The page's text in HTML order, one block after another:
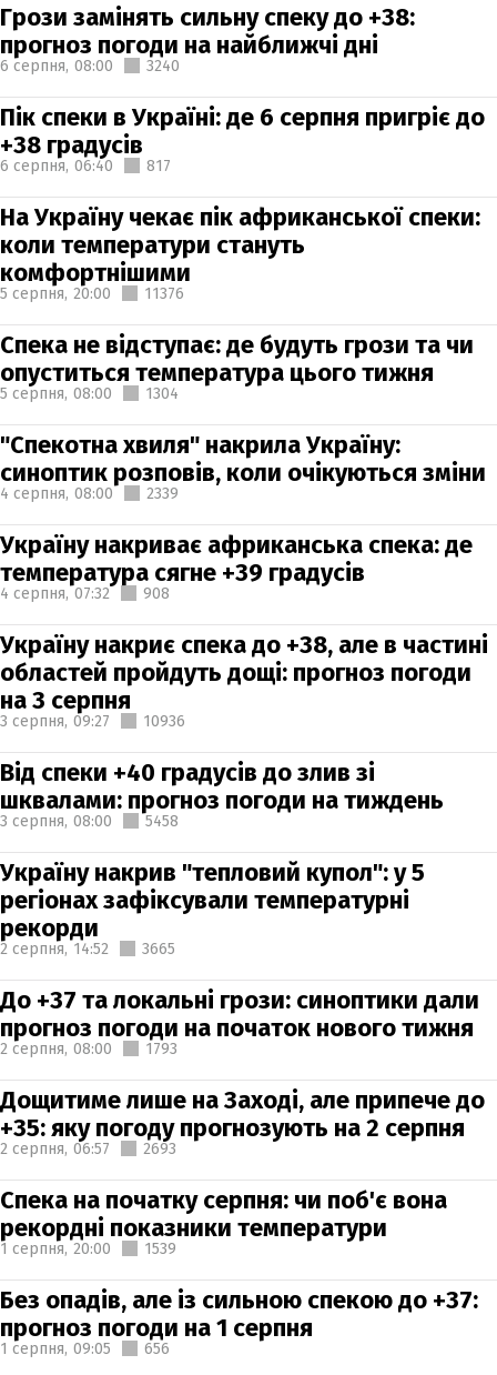
Грози замінять сильну спеку до +38:
прогноз погоди на найближчі дні
6 серпня, 08:00 3240
Пік спеки в Україні: де 6 серпня пригріє до
+38 градусів
6 серпня, 06:40 817
На Україну чекає пік африканської спеки:
коли температури стануть
комфортнішими
5 серпня, 20:00 11376
Спека не відступає: де будуть грози та чи
опуститься температура цього тижня
5 серпня, 08:00 1304
"Спекотна хвиля" накрила Україну:
синоптик розповів, коли очікуються зміни
4 серпня, 08:00 2339
Україну накриває африканська спека: де
температура сягне +39 градусів
4 серпня, 07:32 908
Україну накриє спека до +38, але в частині
областей пройдуть дощі: прогноз погоди
на 3 серпня
3 серпня, 09:27 10936
Від спеки +40 градусів до злив зі
шквалами: прогноз погоди на тиждень
3 серпня, 08:00 5458
Україну накрив "тепловий купол": у 5
регіонах зафіксували температурні
рекорди
2 серпня, 14:52 3665
До +37 та локальні грози: синоптики дали
прогноз погоди на початок нового тижня
2 серпня, 08:00 1793
Дощитиме лише на Заході, але припече до
+35: яку погоду прогнозують на 2 серпня
2 серпня, 06:57 2693
Спека на початку серпня: чи поб'є вона
рекордні показники температури
1 серпня, 20:00 1539
Без опадів, але із сильною спекою до +37:
прогноз погоди на 1 серпня
1 серпня, 09:05 656